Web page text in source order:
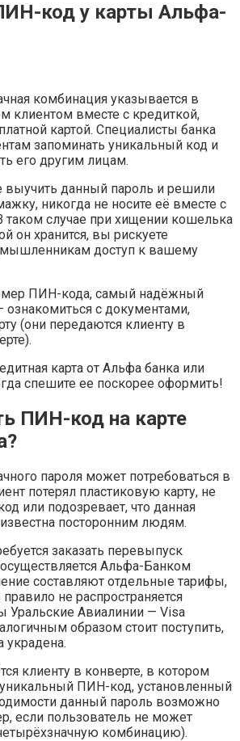
код у карты Альфа-
комбинация указывается в
клиентом вместе с кредиткой,
картой. Специалисты банка
запоминать уникальный код и
его другим лицам.
данный пароль и решили
никогда не носите её вместе с
таком случае при хищении кошелька
он хранится, вы рискуете
доступ к вашему
ПИН-кода, самый надёжный
ознакомиться с документами,
(они передаются клиенту в
карта от Альфа банка или
спешите ее поскорее оформить!
ПИН-код на карте
пароля может потребоваться в
потерял пластиковую карту, не
или подозревает, что данная
посторонним людям.
заказать перевыпуск
Альфа-Банком
составляют отдельные тарифы,
не распространяется
Уральские Авиалинии — Visa
образом стоит поступить,
украдена.
клиенту в конверте, в котором
ПИН-код, установленный
данный пароль возможно
если пользователь не может
комбинацию).